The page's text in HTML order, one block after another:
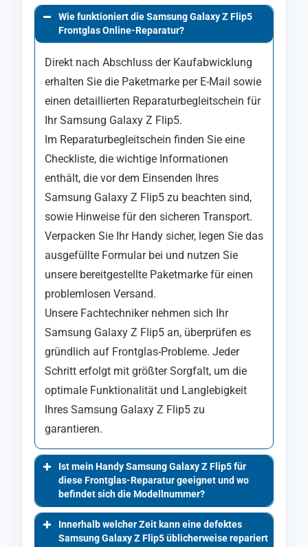
Wie funktioniert die Samsung Galaxy Z Flip5
Frontglas Online-Reparatur?
Direkt nach Abschluss der Kaufabwicklung
erhalten Sie die Paketmarke per E-Mail sowie
einen detaillierten Reparaturbegleitschein für
Ihr Samsung Galaxy Z Flip5.
Im Reparaturbegleitschein finden Sie eine
Checkliste, die wichtige Informationen
enthält, die vor dem Einsenden Ihres
Samsung Galaxy Z Flip5 zu beachten sind,
sowie Hinweise für den sicheren Transport.
Verpacken Sie Ihr Handy sicher, legen Sie das
ausgefüllte Formular bei und nutzen Sie
unsere bereitgestellte Paketmarke für einen
problemlosen Versand.
Unsere Fachtechniker nehmen sich Ihr
Samsung Galaxy Z Flip5 an, überprüfen es
gründlich auf Frontglas-Probleme. Jeder
Schritt erfolgt mit größter Sorgfalt, um die
optimale Funktionalität und Langlebigkeit
Ihres Samsung Galaxy Z Flip5 zu
garantieren.
Ist mein Handy Samsung Galaxy Z Flip5 für
diese Frontglas-Reparatur geeignet und wo
befindet sich die Modellnummer?
Innerhalb welcher Zeit kann eine defektes
Samsung Galaxy Z Flip5 üblicherweise repariert